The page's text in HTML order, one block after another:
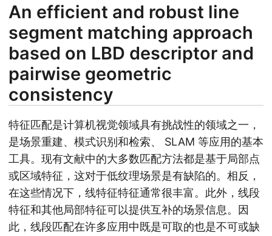
An efficient and robust line
segment matching approach
based on LBD descriptor and
pairwise geometric
consistency
特征匹配是计算机视觉领域具有挑战性的领域之一，
是场景重建、模式识别和检索、 SLAM 等应用的基本
工具。现有文献中的大多数匹配方法都是基于局部点
或区域特征，这对于低纹理场景是有缺陷的。相反，
在这些情况下，线特征特征通常很丰富。此外，线段
特征和其他局部特征可以提供互补的场景信息。因
此，线段匹配在许多应用中既是可取的也是不可或缺